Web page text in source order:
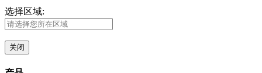
选择区域:
关闭